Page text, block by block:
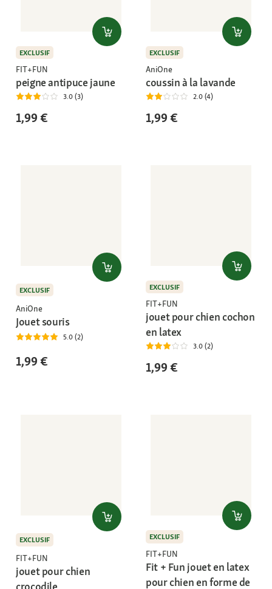
EXCLUSIF
FIT+FUN
peigne antipuce jaune
3.0 (3)
1,99 €
EXCLUSIF
AniOne
coussin à la lavande
2.0 (4)
1,99 €
EXCLUSIF
AniOne
Jouet souris
5.0 (2)
1,99 €
EXCLUSIF
FIT+FUN
jouet pour chien cochon
en latex
3.0 (2)
1,99 €
EXCLUSIF
FIT+FUN
jouet pour chien
EXCLUSIF
FIT+FUN
Fit + Fun jouet en latex
pour chien en forme de